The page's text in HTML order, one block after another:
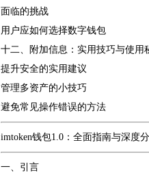
面临的挑战
用户应如何选择数字钱包
十二、附加信息：实用技巧与使用
提升安全的实用建议
管理多资产的小技巧
避免常见操作错误的方法
imtoken钱包1.0：全面指南与深度
一、引言